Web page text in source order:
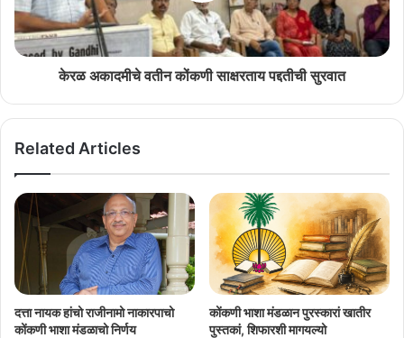
मजगतीं, हे दुर्दैवी घडणुके उपरांत मुख्यमंत्री डॉ. प्रमोद सावंत हांणी फुडले तीन
दिसां खातीर सगळ्यो सरकारी कार्यावळी स्थगीत करपाचे निर्देश दिल्यात.
केरळ अकादमीचे वतीन कोंकणी साक्षरताय पद्दतीची सुरवात
Related Articles
दत्ता नायक हांचो राजीनामो नाकारपाचो
कोंकणी भाशा मंडळाचो निर्णय
कोंकणी भाशा मंडळान पुरस्कारां खातीर
पुस्तकां, शिफारशी मागयल्यो